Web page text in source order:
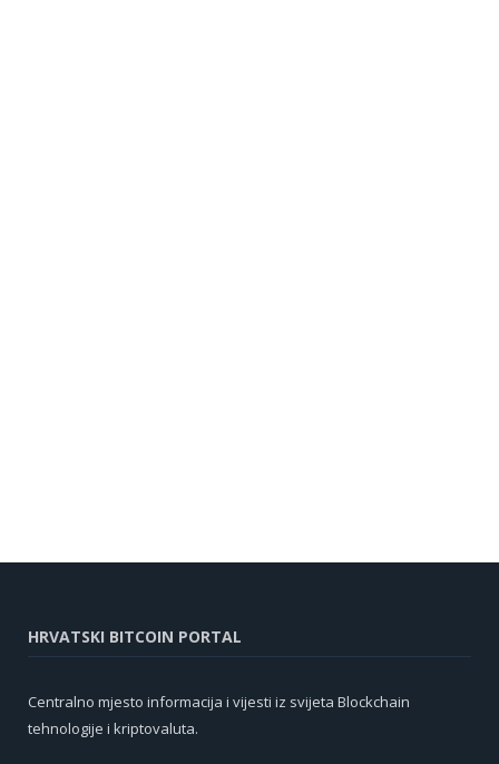
HRVATSKI BITCOIN PORTAL
Centralno mjesto informacija i vijesti iz svijeta Blockchain
tehnologije i kriptovaluta.